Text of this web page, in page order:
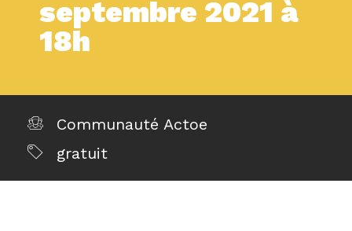
septembre 2021 à
18h
Communauté Actoe
gratuit